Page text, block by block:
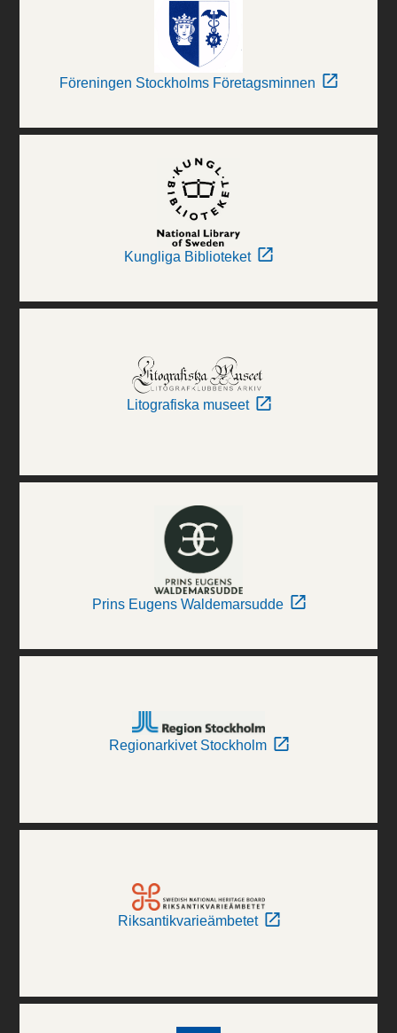
Föreningen Stockholms Företagsminnen
Kungliga Biblioteket
Litografiska museet
Prins Eugens Waldemarsudde
Regionarkivet Stockholm
Riksantikvarieämbetet